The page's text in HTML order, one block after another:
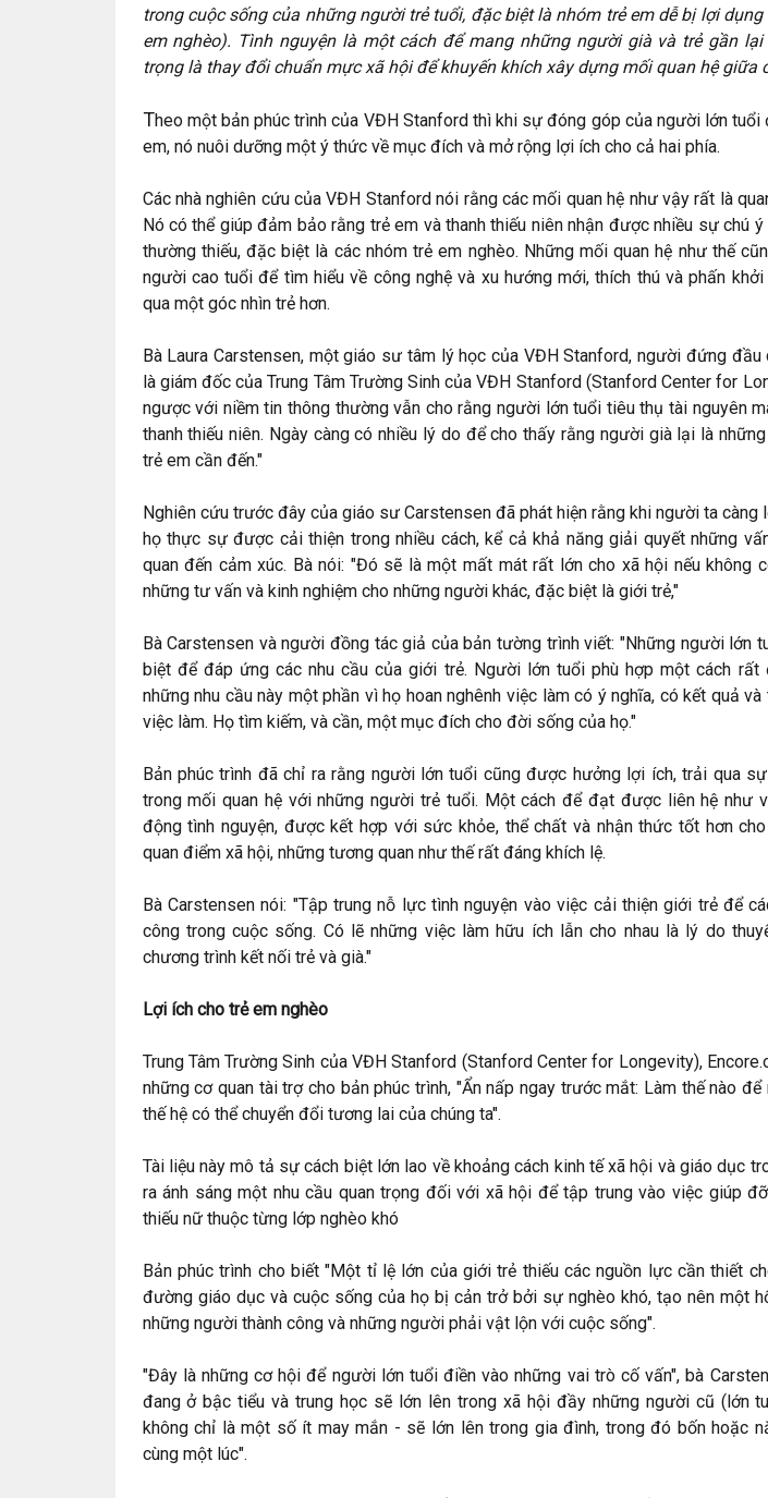
trong cuộc sống của những người trẻ tuổi, đặc biệt là nhóm trẻ em dễ bị lợi
em nghèo). Tình nguyện là một cách để mang những người già và trẻ gần
trọng là thay đổi chuẩn mực xã hội để khuyến khích xây dựng mối quan hệ giữa
Theo một bản phúc trình của VĐH Stanford thì khi sự đóng góp của người lớn
em, nó nuôi dưỡng một ý thức về mục đích và mở rộng lợi ích cho cả hai phía.
Các nhà nghiên cứu của VĐH Stanford nói rằng các mối quan hệ như vậy rất là
Nó có thể giúp đảm bảo rằng trẻ em và thanh thiếu niên nhận được nhiều sự chú
thường thiếu, đặc biệt là các nhóm trẻ em nghèo. Những mối quan hệ như thế
người cao tuổi để tìm hiểu về công nghệ và xu hướng mới, thích thú và phấn
qua một góc nhìn trẻ hơn.
Bà Laura Carstensen, một giáo sư tâm lý học của VĐH Stanford, người đứng đầu
là giám đốc của Trung Tâm Trường Sinh của VĐH Stanford (Stanford Center for
ngược với niềm tin thông thường vẫn cho rằng người lớn tuổi tiêu thụ tài nguyên
thanh thiếu niên. Ngày càng có nhiều lý do để cho thấy rằng người già lại là
trẻ em cần đến."
Nghiên cứu trước đây của giáo sư Carstensen đã phát hiện rằng khi người ta càng
họ thực sự được cải thiện trong nhiều cách, kể cả khả năng giải quyết những
quan đến cảm xúc. Bà nói: "Đó sẽ là một mất mát rất lớn cho xã hội nếu không
những tư vấn và kinh nghiệm cho những người khác, đặc biệt là giới trẻ,"
Bà Carstensen và người đồng tác giả của bản tường trình viết: "Những người lớn
biệt để đáp ứng các nhu cầu của giới trẻ. Người lớn tuổi phù hợp một cách
những nhu cầu này một phần vì họ hoan nghênh việc làm có ý nghĩa, có kết quả
việc làm. Họ tìm kiếm, và cần, một mục đích cho đời sống của họ."
Bản phúc trình đã chỉ ra rằng người lớn tuổi cũng được hưởng lợi ích, trải qua
trong mối quan hệ với những người trẻ tuổi. Một cách để đạt được liên hệ như
động tình nguyện, được kết hợp với sức khỏe, thể chất và nhận thức tốt hơn
quan điểm xã hội, những tương quan như thế rất đáng khích lệ.
Bà Carstensen nói: "Tập trung nỗ lực tình nguyện vào việc cải thiện giới trẻ để
công trong cuộc sống. Có lẽ những việc làm hữu ích lẫn cho nhau là lý do
chương trình kết nối trẻ và già."
Lợi ích cho trẻ em nghèo
Trung Tâm Trường Sinh của VĐH Stanford (Stanford Center for Longevity),
những cơ quan tài trợ cho bản phúc trình, "Ẩn nấp ngay trước mắt: Làm thế nào
thế hệ có thể chuyển đổi tương lai của chúng ta".
Tài liệu này mô tả sự cách biệt lớn lao về khoảng cách kinh tế xã hội và giáo dục
ra ánh sáng một nhu cầu quan trọng đối với xã hội để tập trung vào việc giúp
thiếu nữ thuộc từng lớp nghèo khó
Bản phúc trình cho biết "Một tỉ lệ lớn của giới trẻ thiếu các nguồn lực cần thiết
đường giáo dục và cuộc sống của họ bị cản trở bởi sự nghèo khó, tạo nên một
những người thành công và những người phải vật lộn với cuộc sống".
"Đây là những cơ hội để người lớn tuổi điền vào những vai trò cố vấn", bà
đang ở bậc tiểu và trung học sẽ lớn lên trong xã hội đầy những người cũ (lớn
không chỉ là một số ít may mắn - sẽ lớn lên trong gia đình, trong đó bốn hoặc
cùng một lúc".